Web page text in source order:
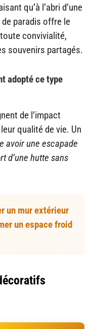
qu’à l’abri d’une
paradis offre le
convivialité,
souvenirs partagés.
adopté ce type
de l’impact
qualité de vie. Un
avoir une escapade
d’une hutte sans
un mur extérieur
un espace froid